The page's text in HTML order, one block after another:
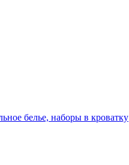
белье, наборы в кроватку